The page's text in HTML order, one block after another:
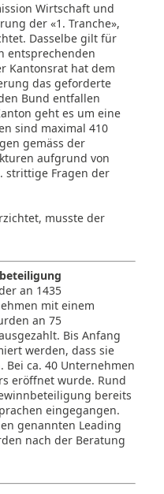
Wirtschaft und
der «1. Tranche»,
Dasselbe gilt für
entsprechenden
Kantonsrat hat dem
das geforderte
Bund entfallen
geht es um eine
sind maximal 410
gemäss der
aufgrund von
strittige Fragen der
musste der
an 1435
mit einem
an 75
Bis Anfang
werden, dass sie
ca. 40 Unternehmen
eröffnet wurde. Rund
bereits
eingegangen.
genannten Leading
nach der Beratung